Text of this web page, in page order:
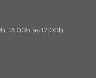
13:00h às 17:00h